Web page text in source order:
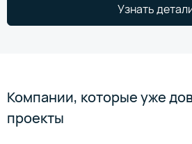
2 777 м²
мощность на стойку
Узнать
Компании, которые уже
проекты